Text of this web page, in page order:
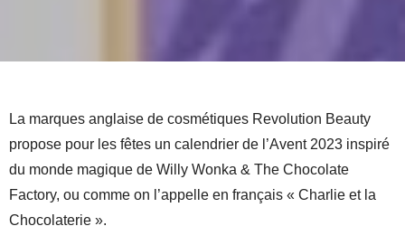
La marques anglaise de cosmétiques Revolution Beauty
propose pour les fêtes un calendrier de l’Avent 2023 inspiré
du monde magique de Willy Wonka & The Chocolate
Factory, ou comme on l’appelle en français « Charlie et la
Chocolaterie ».